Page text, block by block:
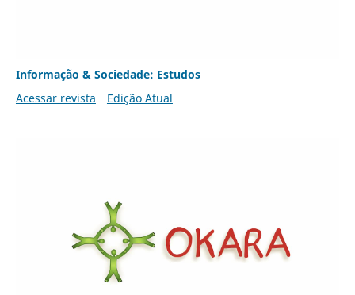
Informação & Sociedade: Estudos
Acessar revista
Edição Atual